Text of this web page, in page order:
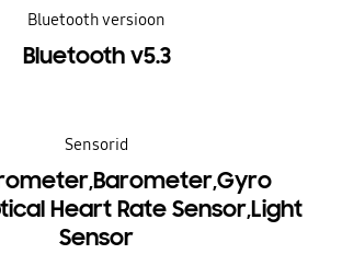
Bluetooth versioon
Bluetooth v5.3
Sensorid
Heart Rate Sensor,Light
Sensor